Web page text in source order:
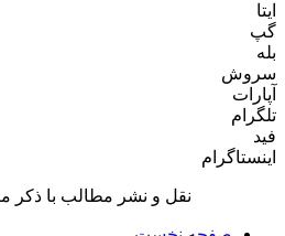
ایتا
گپ
بله
سروش
آپارات
تلگرام
فید
اینستاگرام
نقل و نشر مطالب با ذکر